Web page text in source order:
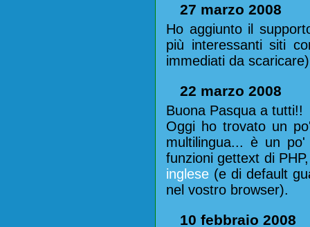
27 marzo 2008
Ho aggiunto il
più interessanti siti
immediati da
22 marzo 2008
Buona Pasqua a tutti!!
Oggi ho trovato un
multilingua... è un
funzioni gettext di
inglese (e di default
nel vostro browser).
10 febbraio 2008